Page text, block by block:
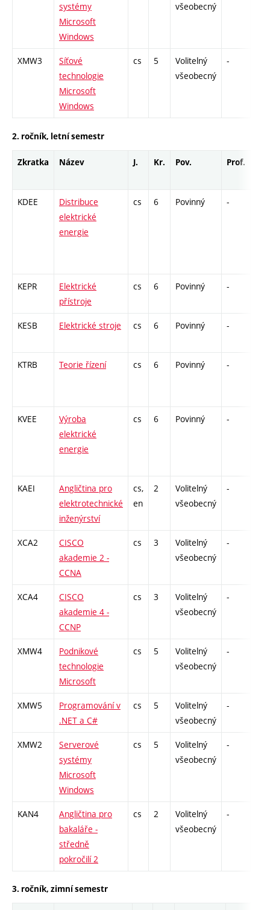
systémy
Microsoft
Windows
všeobecný
XMW3
Síťové
technologie
Microsoft
Windows
cs 5
Volitelný
všeobecný
-
2. ročník, letní semestr
Zkratka Název J. Kr. Pov. Prof.
KDEE
Distribuce
elektrické
energie
cs 6 Povinný -
KEPR
Elektrické
přístroje
cs 6 Povinný -
KESB Elektrické stroje cs 6 Povinný -
KTRB Teorie řízení cs 6 Povinný -
KVEE
Výroba
elektrické
energie
cs 6 Povinný -
KAEI
Angličtina pro
elektrotechnické
inženýrství
cs,
en
2
Volitelný
všeobecný
-
XCA2
CISCO
akademie 2 -
CCNA
cs 3
Volitelný
všeobecný
-
XCA4
CISCO
akademie 4 -
CCNP
cs 3
Volitelný
všeobecný
-
XMW4
Podnikové
technologie
Microsoft
cs 5
Volitelný
všeobecný
-
XMW5
Programování v
.NET a C#
cs 5
Volitelný
všeobecný
-
XMW2
Serverové
systémy
Microsoft
Windows
cs 5
Volitelný
všeobecný
-
KAN4
Angličtina pro
bakaláře -
středně
pokročilí 2
cs 2
Volitelný
všeobecný
-
3. ročník, zimní semestr